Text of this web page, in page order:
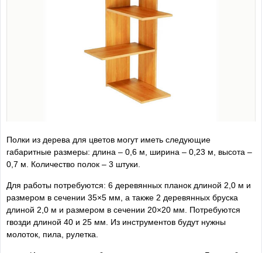
Полки из дерева для цветов могут иметь следующие
габаритные размеры: длина – 0,6 м, ширина – 0,23 м, высота –
0,7 м. Количество полок – 3 штуки.
Для работы потребуются: 6 деревянных планок длиной 2,0 м и
размером в сечении 35×5 мм, а также 2 деревянных бруска
длиной 2,0 м и размером в сечении 20×20 мм. Потребуются
гвозди длиной 40 и 25 мм. Из инструментов будут нужны
молоток, пила, рулетка.